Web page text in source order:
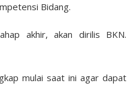
Bidang.
akhir, akan dirilis BKN.
mulai saat ini agar dapat